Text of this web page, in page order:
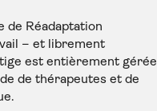
de Réadaptation
– et librement
est entièrement gérée
de thérapeutes et de